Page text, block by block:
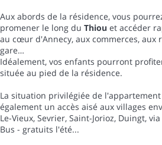
Aux abords de la résidence, vous
promener le long du Thiou et accéder
au cœur d'Annecy, aux commerces, aux
gare…
Idéalement, vos enfants pourront
située au pied de la résidence.
La situation privilégiée de l'appartement
également un accès aisé aux villages
Le-Vieux, Sevrier, Saint-Jorioz, Duingt,
Bus - gratuits l'été...